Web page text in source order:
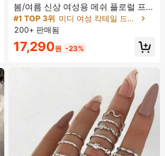
봄/여름 신상 여성용 메쉬 플로럴 프린
트 드레스, 브이넥, 휴가 스타일, 섹시
한 비치 파티 댄스 드레스, 스파게티
스트랩 웨딩 가을
재고 5개 남음
#1 TOP 3위
미디 여성 칵테일 드레스
재고 5개 남음
#1 TOP 3위
미디 여성 칵테일 드레스
재고 5개 남음
#1 TOP 3위
재고 5개 남음
200+ 판매됨
17,290원 -23%